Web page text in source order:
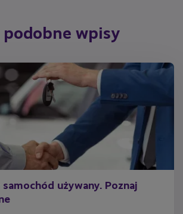
podobne wpisy
samochód używany. Poznaj